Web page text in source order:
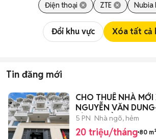
Điện thoại ZTE Nubia
Đổi khu vực Xóa tất cả
Tin đăng mới
CHO THUÊ NHÀ
NGUYỄN VĂN
LỬNG 3 LẦU_!!
5 PN Nhà ngõ, hẻm
20 triệu/tháng 80 m²